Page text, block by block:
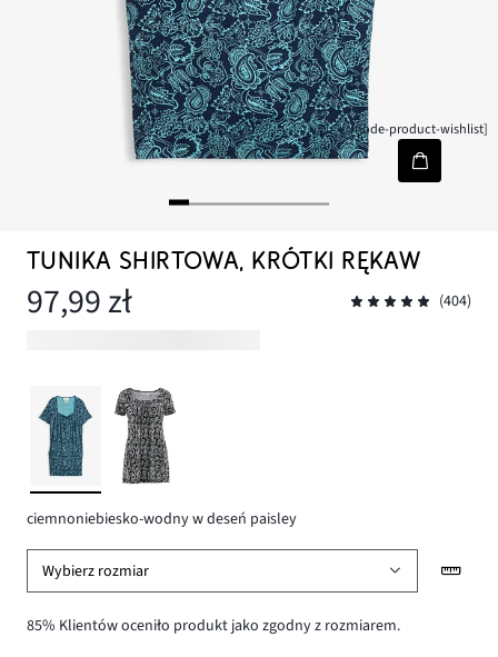
[node-product-wishlist]
TUNIKA SHIRTOWA, KRÓTKI RĘKAW
97,99 zł (404)
ciemnoniebiesko-wodny w deseń paisley
Wybierz rozmiar
85% Klientów oceniło produkt jako zgodny z rozmiarem.